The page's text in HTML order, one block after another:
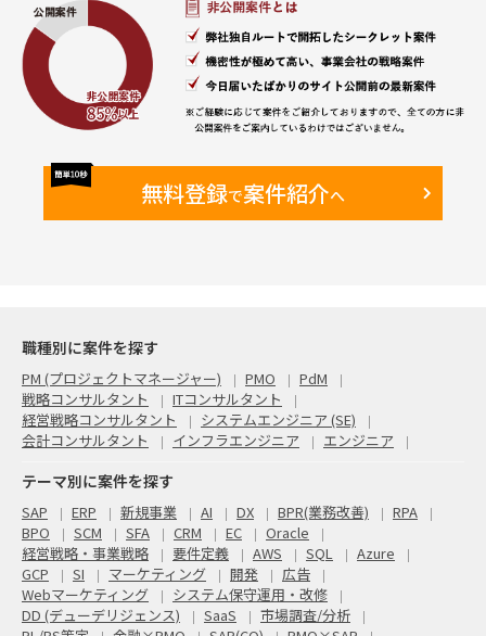
無料登録で案件紹介へ
職種別に案件を探す
PM (プロジェクトマネージャー) PMO
PdM
戦略コンサルタント
ITコンサルタント
経営戦略コンサルタント
システムエンジニア (SE)
会計コンサルタント
インフラエンジニア エンジニア
テーマ別に案件を探す
SAP ERP 新規事業 AI DX BPR(業務改善)
RPA
BPO
SCM SFA CRM EC
Oracle
経営戦略・事業戦略
要件定義 AWS SQL
Azure
GCP
SI マーケティング 開発
広告
Webマーケティング
システム保守運用・改修
DD (デューデリジェンス)
SaaS
市場調査/分析